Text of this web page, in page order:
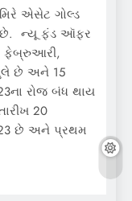
એસેટ ગોલ્ડ
છે. ન્યૂ ફંડ ઑફર
છે અને 15
રોજ બંધ થાય
20
છે અને પ્રથમ